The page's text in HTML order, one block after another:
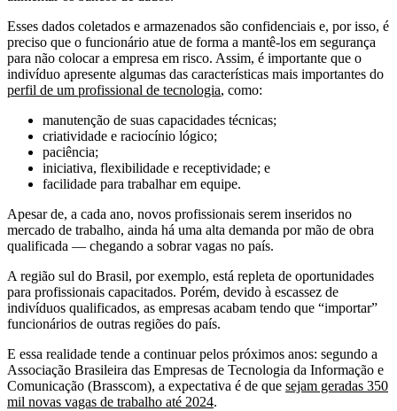
Esses dados coletados e armazenados são confidenciais e, por isso, é
preciso que o funcionário atue de forma a mantê-los em segurança
para não colocar a empresa em risco. Assim, é importante que o
indivíduo apresente algumas das características mais importantes do
perfil de um profissional de tecnologia, como:
manutenção de suas capacidades técnicas;
criatividade e raciocínio lógico;
paciência;
iniciativa, flexibilidade e receptividade; e
facilidade para trabalhar em equipe.
Apesar de, a cada ano, novos profissionais serem inseridos no
mercado de trabalho, ainda há uma alta demanda por mão de obra
qualificada — chegando a sobrar vagas no país.
A região sul do Brasil, por exemplo, está repleta de oportunidades
para profissionais capacitados. Porém, devido à escassez de
indivíduos qualificados, as empresas acabam tendo que “importar”
funcionários de outras regiões do país.
E essa realidade tende a continuar pelos próximos anos: segundo a
Associação Brasileira das Empresas de Tecnologia da Informação e
Comunicação (Brasscom), a expectativa é de que sejam geradas 350
mil novas vagas de trabalho até 2024.